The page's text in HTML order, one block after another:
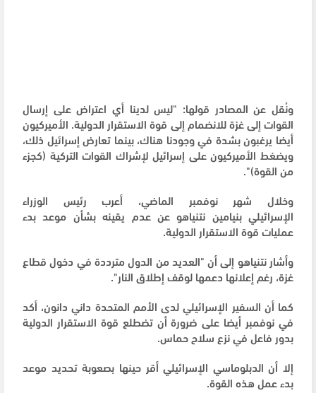
ونُقل عن المصادر قولها: "ليس لدينا أي اعتراض على إرسال
القوات إلى غزة للانضمام إلى قوة الاستقرار الدولية. الأميركيون
أيضا يرغبون بشدة في وجودنا هناك، بينما تعارض إسرائيل ذلك،
ويضغط الأميركيون على إسرائيل لإشراك القوات التركية (كجزء
من القوة)".
وخلال شهر نوفمبر الماضي، أعرب رئيس الوزراء
الإسرائيلي بنيامين نتنياهو عن عدم يقينه بشأن موعد بدء
عمليات قوة الاستقرار الدولية.
وأشار نتنياهو إلى أن "العديد من الدول مترددة في دخول قطاع
غزة، رغم إعلانها دعمها لوقف إطلاق النار".
كما أن السفير الإسرائيلي لدى الأمم المتحدة داني دانون، أكد
في نوفمبر أيضا على ضرورة أن تضطلع قوة الاستقرار الدولية
بدور فاعل في نزع سلاح حماس.
إلا أن الدبلوماسي الإسرائيلي أقر حينها بصعوبة تحديد موعد
بدء عمل هذه القوة.